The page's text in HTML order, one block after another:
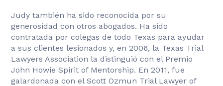
Judy también ha sido reconocida por su
generosidad con otros abogados. Ha sido
contratada por colegas de todo Texas para ayudar
a sus clientes lesionados y, en 2006, la Texas Trial
Lawyers Association la distinguió con el Premio
John Howie Spirit of Mentorship. En 2011, fue
galardonada con el Scott Ozmun Trial Lawyer of